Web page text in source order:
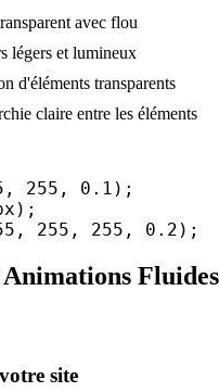
avec flou
légers et lumineux
d'éléments transparents
claire entre les éléments
255, 0.1);
255, 255, 0.2);
Fluides
site